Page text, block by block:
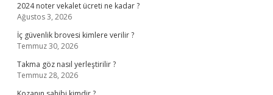
2024 noter vekalet ücreti ne kadar ?
Ağustos 3, 2026
İç güvenlik brovesi kimlere verilir ?
Temmuz 30, 2026
Takma göz nasıl yerleştirilir ?
Temmuz 28, 2026